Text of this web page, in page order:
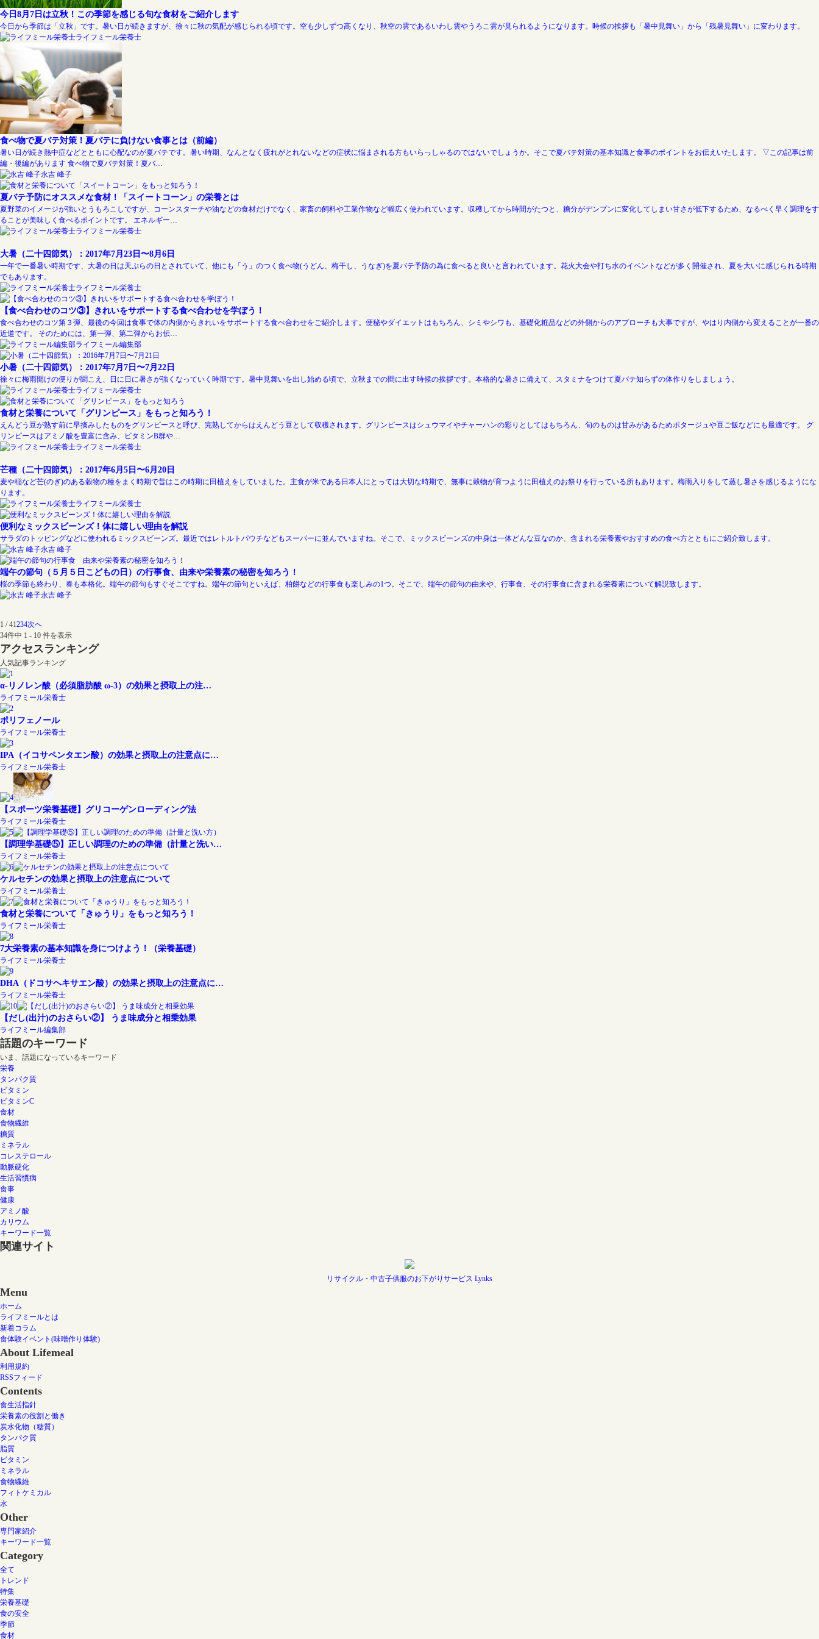
今日8月7日は立秋！この季節を感じる旬な食材をご紹介します
今日から季節は「立秋」です。暑い日が続きますが、徐々に秋の気配が感じられる頃です。空も少しずつ高くなり、秋空の雲であるいわし雲やうろこ雲が見られるようになります。時候の挨拶も「暑中見舞い」から「残暑見舞い」に変わります。
ライフミール栄養士
食べ物で夏バテ対策！夏バテに負けない食事とは（前編）
暑い日が続き熱中症などとともに心配なのが夏バテです。暑い時期、なんとなく疲れがとれないなどの症状に悩まされる方もいらっしゃるのではないでしょうか。そこで夏バテ対策の基本知識と食事のポイントをお伝えいたします。 ▽この記事は前
編・後編があります 食べ物で夏バテ対策！夏バ…
永吉 峰子
夏バテ予防にオススメな食材！「スイートコーン」の栄養とは
夏野菜のイメージが強いとうもろこしですが、コーンスターチや油などの食材だけでなく、家畜の飼料や工業作物など幅広く使われています。収穫してから時間がたつと、糖分がデンプンに変化してしまい甘さが低下するため、なるべく早く調理をす
ることが美味しく食べるポイントです。 エネルギー…
ライフミール栄養士
大暑（二十四節気）：2017年7月23日〜8月6日
一年で一番暑い時期です、大暑の日は天ぷらの日とされていて、他にも「う」のつく食べ物(うどん、梅干し、うなぎ)を夏バテ予防の為に食べると良いと言われています。花火大会や打ち水のイベントなどが多く開催され、夏を大いに感じられる時期
でもあります。
ライフミール栄養士
【食べ合わせのコツ③】きれいをサポートする食べ合わせを学ぼう！
食べ合わせのコツ第３弾、最後の今回は食事で体の内側からきれいをサポートする食べ合わせをご紹介します。便秘やダイエットはもちろん、シミやシワも、基礎化粧品などの外側からのアプローチも大事ですが、やはり内側から変えることが一番の
近道です。 そのためには、第一弾、第二弾からお伝…
ライフミール編集部
小暑（二十四節気）：2017年7月7日〜7月22日
徐々に梅雨開けの便りが聞こえ、日に日に暑さが強くなっていく時期です。暑中見舞いを出し始める頃で、立秋までの間に出す時候の挨拶です。本格的な暑さに備えて、スタミナをつけて夏バテ知らずの体作りをしましょう。
ライフミール栄養士
食材と栄養について「グリンピース」をもっと知ろう！
えんどう豆が熟す前に早摘みしたものをグリンピースと呼び、完熟してからはえんどう豆として収穫されます。グリンピースはシュウマイやチャーハンの彩りとしてはもちろん、旬のものは甘みがあるためポタージュや豆ご飯などにも最適です。 グ
リンピースはアミノ酸を豊富に含み、ビタミンB群や…
ライフミール栄養士
芒種（二十四節気）：2017年6月5日〜6月20日
麦や稲など芒(のぎ)のある穀物の種をまく時期で昔はこの時期に田植えをしていました。主食が米である日本人にとっては大切な時期で、無事に穀物が育つように田植えのお祭りを行っている所もあります。梅雨入りをして蒸し暑さを感じるようにな
ります。
ライフミール栄養士
便利なミックスビーンズ！体に嬉しい理由を解説
サラダのトッピングなどに使われるミックスビーンズ。最近ではレトルトパウチなどもスーパーに並んでいますね。そこで、ミックスビーンズの中身は一体どんな豆なのか、含まれる栄養素やおすすめの食べ方とともにご紹介致します。
永吉 峰子
端午の節句（５月５日こどもの日）の行事食、由来や栄養素の秘密を知ろう！
桜の季節も終わり、春も本格化。端午の節句もすぐそこですね。端午の節句といえば、柏餅などの行事食も楽しみの1つ。そこで、端午の節句の由来や、行事食、その行事食に含まれる栄養素について解説致します。
永吉 峰子
1 / 41234次へ
34件中 1 - 10 件を表示
アクセスランキング
人気記事ランキング
α-リノレン酸（必須脂肪酸 ω-3）の効果と摂取上の注…
ライフミール栄養士
ポリフェノール
ライフミール栄養士
IPA（イコサペンタエン酸）の効果と摂取上の注意点に…
ライフミール栄養士
【スポーツ栄養基礎】グリコーゲンローディング法
ライフミール栄養士
【調理学基礎⑤】正しい調理のための準備（計量と洗い…
ライフミール栄養士
ケルセチンの効果と摂取上の注意点について
ライフミール栄養士
食材と栄養について「きゅうり」をもっと知ろう！
ライフミール栄養士
7大栄養素の基本知識を身につけよう！（栄養基礎）
ライフミール栄養士
DHA（ドコサヘキサエン酸）の効果と摂取上の注意点に…
ライフミール栄養士
【だし(出汁)のおさらい②】 うま味成分と相乗効果
ライフミール編集部
話題のキーワード
いま、話題になっているキーワード
栄養
タンパク質
ビタミン
ビタミンC
食材
食物繊維
糖質
ミネラル
コレステロール
動脈硬化
生活習慣病
食事
健康
アミノ酸
カリウム
キーワード一覧
関連サイト
リサイクル・中古子供服のお下がりサービス Lynks
Menu
ホーム
ライフミールとは
新着コラム
食体験イベント(味噌作り体験)
About Lifemeal
利用規約
RSSフィード
Contents
食生活指針
栄養素の役割と働き
炭水化物（糖質）
タンパク質
脂質
ビタミン
ミネラル
食物繊維
フィトケミカル
水
Other
専門家紹介
キーワード一覧
Category
全て
トレンド
特集
栄養基礎
食の安全
季節
食材